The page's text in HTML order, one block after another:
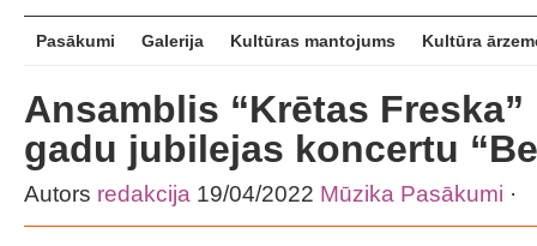
Pasākumi Galerija Kultūras mantojums Kultūra
Ansamblis “Krētas Freska”
gadu jubilejas koncertu
Autors redakcija 19/04/2022 Mūzika Pasākumi ·